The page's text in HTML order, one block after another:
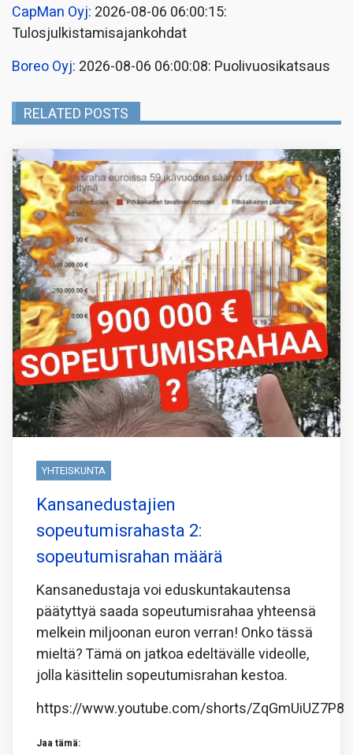
CapMan Oyj: 2026-08-06 06:00:15:
Tulosjulkistamisajankohdat
Boreo Oyj: 2026-08-06 06:00:08: Puolivuosikatsaus
RELATED POSTS
YHTEISKUNTA
Kansanedustajien
sopeutumisrahasta 2:
sopeutumisrahan määrä
Kansanedustaja voi eduskuntakautensa
päätyttyä saada sopeutumisrahaa yhteensä
melkein miljoonan euron verran! Onko tässä
mieltä? Tämä on jatkoa edeltävälle videolle,
jolla käsittelin sopeutumisrahan kestoa.
https://www.youtube.com/shorts/ZqGmUiUZ7P8
Jaa tämä: